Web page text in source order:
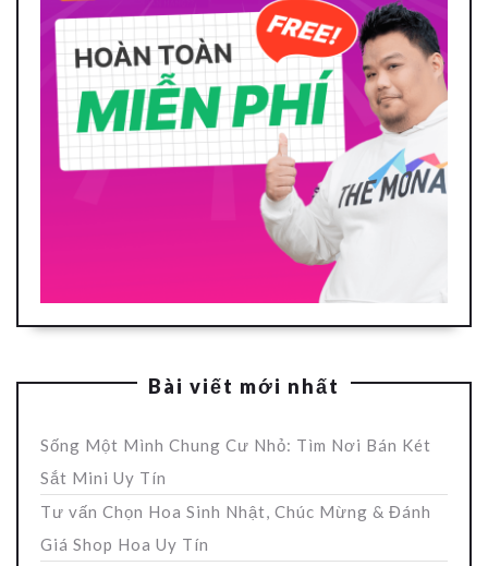
Bài viết mới nhất
Sống Một Mình Chung Cư Nhỏ: Tìm Nơi Bán Két
Sắt Mini Uy Tín
Tư vấn Chọn Hoa Sinh Nhật, Chúc Mừng & Đánh
Giá Shop Hoa Uy Tín